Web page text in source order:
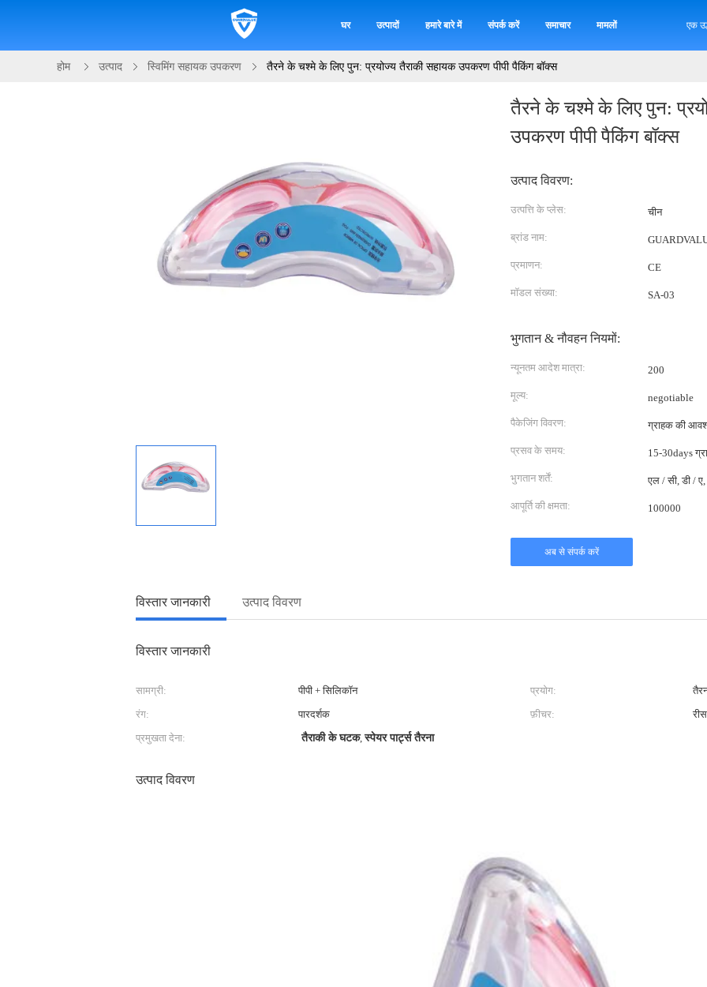
घर उत्पादों हमारे बारे में संपर्क करें समाचार मामलों एक
होम उत्पाद स्विमिंग सहायक उपकरण तैरने के चश्मे के लिए पुन: प्रयोज्य तैराकी सहायक उपकरण पीपी पैकिंग बॉक्स
तैरने के चश्मे के लिए पुन:
उपकरण पीपी पैकिंग बॉक्स
उत्पाद विवरण:
उत्पत्ति के प्लेस: चीन
ब्रांड नाम:
प्रमाणन: CE
मॉडल संख्या: SA-03
भुगतान & नौवहन नियमों:
न्यूनतम आदेश मात्रा: 200
मूल्य: negotiable
पैकेजिंग विवरण: ग्राहक की
प्रसव के समय: 15-30days
भुगतान शर्तें: एल / सी, डी / ए,
आपूर्ति की क्षमता: 100000
अब से संपर्क करें
विस्तार जानकारी उत्पाद विवरण
विस्तार जानकारी
सामग्री: पीपी + सिलिकॉन प्रयोग:
रंग:
पारदर्शक फ़ीचर:
प्रमुखता देना:
तैराकी के घटक,स्पेयर पार्ट्स तैरना
उत्पाद विवरण